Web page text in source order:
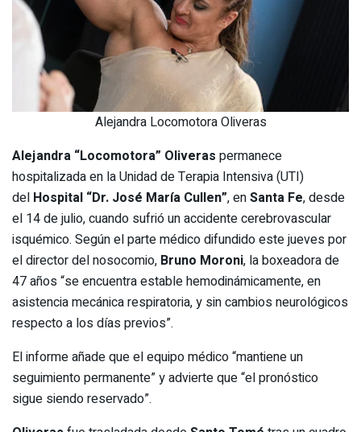
Alejandra Locomotora Oliveras
Alejandra “Locomotora” Oliveras permanece
hospitalizada en la Unidad de Terapia Intensiva (UTI)
del Hospital “Dr. José María Cullen”, enSanta Fe, desde
el 14 de julio, cuando sufrió un accidente cerebrovascular
isquémico. Según el parte médico difundido este jueves por
el director del nosocomio, Bruno Moroni, la boxeadora de
47 años “se encuentra estable hemodinámicamente, en
asistencia mecánica respiratoria, y sin cambios neurológicos
respecto a los días previos”.
El informe añade que el equipo médico “mantiene un
seguimiento permanente” y advierte que “el pronóstico
sigue siendo reservado”.